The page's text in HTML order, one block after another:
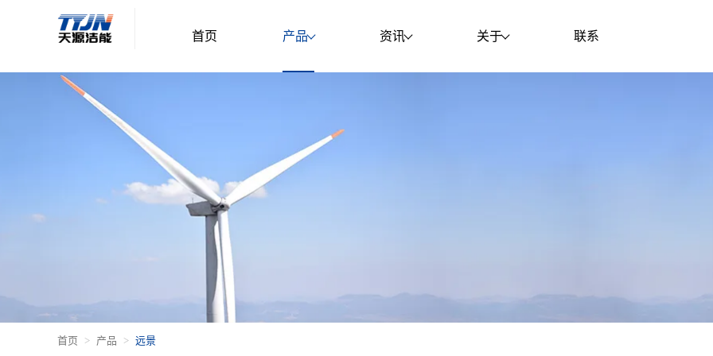
首页 产品 资讯 关于 联系
首页 产品 远景